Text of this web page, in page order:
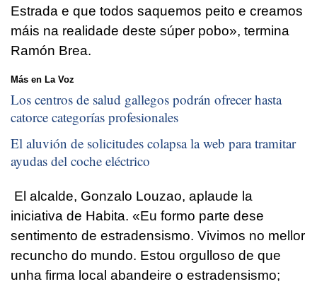
Estrada e que todos saquemos peito e creamos
máis na realidade deste súper pobo», termina
Ramón Brea.
Más en La Voz
Los centros de salud gallegos podrán ofrecer hasta
catorce categorías profesionales
El aluvión de solicitudes colapsa la web para tramitar
ayudas del coche eléctrico
El alcalde, Gonzalo Louzao, aplaude la
iniciativa de Habita. «Eu formo parte dese
sentimento de estradensismo. Vivimos no mellor
recuncho do mundo. Estou orgulloso de que
unha firma local abandeire o estradensismo;